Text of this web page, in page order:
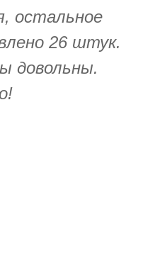
остальное
26 штук.
довольны.